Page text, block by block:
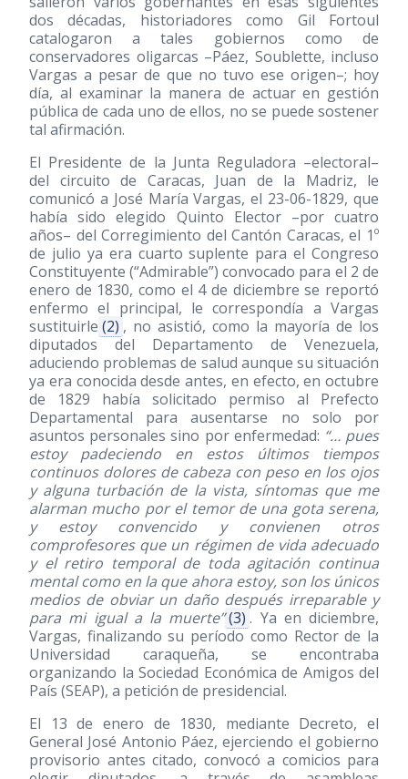
dos décadas, historiadores como Gil Fortoul
catalogaron a tales gobiernos como de
conservadores oligarcas –Páez, Soublette, incluso
Vargas a pesar de que no tuvo ese origen–; hoy
día, al examinar la manera de actuar en gestión
pública de cada uno de ellos, no se puede sostener
tal afirmación.
El Presidente de la Junta Reguladora –electoral–
del circuito de Caracas, Juan de la Madriz, le
comunicó a José María Vargas, el 23-06-1829, que
había sido elegido Quinto Elector –por cuatro
años– del Corregimiento del Cantón Caracas, el 1º
de julio ya era cuarto suplente para el Congreso
Constituyente (“Admirable”) convocado para el 2 de
enero de 1830, como el 4 de diciembre se reportó
enfermo el principal, le correspondía a Vargas
sustituirle (2) , no asistió, como la mayoría de los
diputados del Departamento de Venezuela,
aduciendo problemas de salud aunque su situación
ya era conocida desde antes, en efecto, en octubre
de 1829 había solicitado permiso al Prefecto
Departamental para ausentarse no solo por
asuntos personales sino por enfermedad: “… pues
estoy padeciendo en estos últimos tiempos
continuos dolores de cabeza con peso en los ojos
y alguna turbación de la vista, síntomas que me
alarman mucho por el temor de una gota serena,
y estoy convencido y convienen otros
comprofesores que un régimen de vida adecuado
y el retiro temporal de toda agitación continua
mental como en la que ahora estoy, son los únicos
medios de obviar un daño después irreparable y
para mi igual a la muerte”(3) . Ya en diciembre,
Vargas, finalizando su período como Rector de la
Universidad caraqueña, se encontraba
organizando la Sociedad Económica de Amigos del
País (SEAP), a petición de presidencial.
El 13 de enero de 1830, mediante Decreto, el
General José Antonio Páez, ejerciendo el gobierno
provisorio antes citado, convocó a comicios para